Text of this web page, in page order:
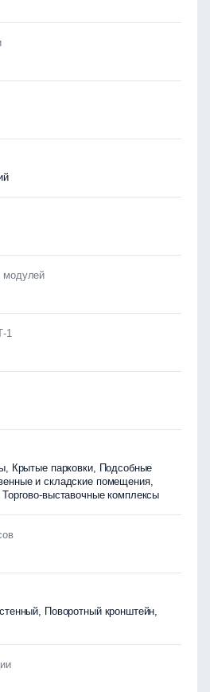
модулей
1
Крытые парковки, Подсобные
и складские помещения,
выставочные комплексы
Поворотный кронштейн,